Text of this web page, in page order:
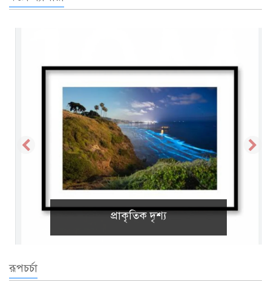
প্রাকৃতিক দৃশ্য
রূপচর্চা